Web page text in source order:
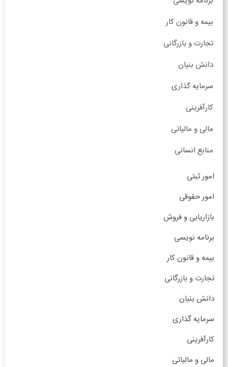
بیمه و قانون کار
تجارت و بازرگانی
دانش بنیان
سرمایه گذاری
کارآفرینی
مالی و مالیاتی
منابع انسانی
امور ثبتی
امور حقوقی
بازاریابی و فروش
برنامه نویسی
بیمه و قانون کار
تجارت و بازرگانی
دانش بنیان
سرمایه گذاری
کارآفرینی
مالی و مالیاتی